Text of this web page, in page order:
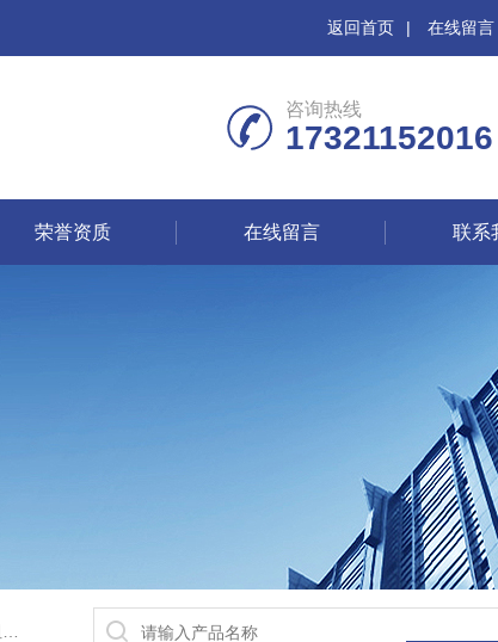
返回首页 | 在线留言
咨询热线
17321152016
荣誉资质 在线留言 联系